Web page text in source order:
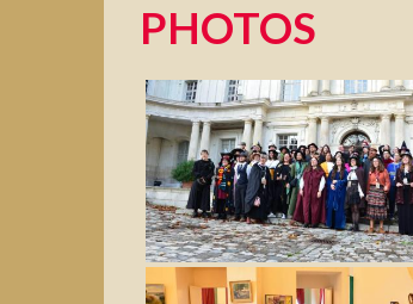
PHOTOS